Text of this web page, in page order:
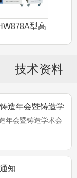
型高
技术资料
造年会暨铸造学
年会暨铸造学术会
知